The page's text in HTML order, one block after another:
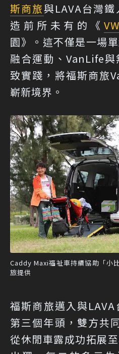
斯商旅與LAVA台灣
造前所未有的《 VW
園》。這不僅是一場
融合運動、VanLife
致實踐，將福斯商旅
嶄新境界。
Caddy Maxi福祉車持續協助「小
旅提供
福斯商旅邁入與
第三個年頭，雙方共
從休閒車露成功拓展